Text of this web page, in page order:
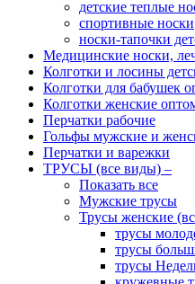
детские теплые
спортивные носки
носки-тапочки
Медицинские носки,
Колготки и лосины
Колготки для бабушек
Колготки женские
Перчатки рабочие
Гольфы мужские и
Перчатки и варежки
ТРУСЫ (все виды) –
Показать все
Мужские трусы
Трусы женские
трусы
трусы
трусы